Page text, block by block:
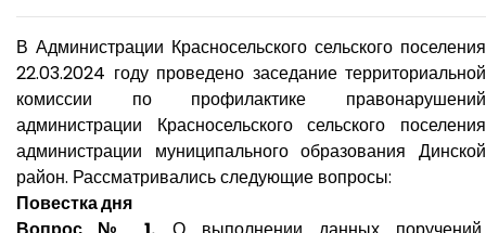
В Администрации Красносельского сельского поселения
22.03.2024 году проведено заседание территориальной
комиссии по профилактике правонарушений
администрации Красносельского сельского поселения
администрации муниципального образования Динской
район. Рассматривались следующие вопросы:
Повестка дня